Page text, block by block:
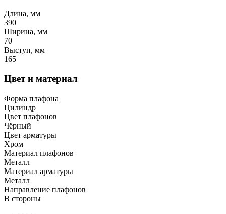
Длина, мм
390
Ширина, мм
70
Выступ, мм
165
Цвет и материал
Форма плафона
Цилиндр
Цвет плафонов
Чёрный
Цвет арматуры
Хром
Материал плафонов
Металл
Материал арматуры
Металл
Направление плафонов
В стороны